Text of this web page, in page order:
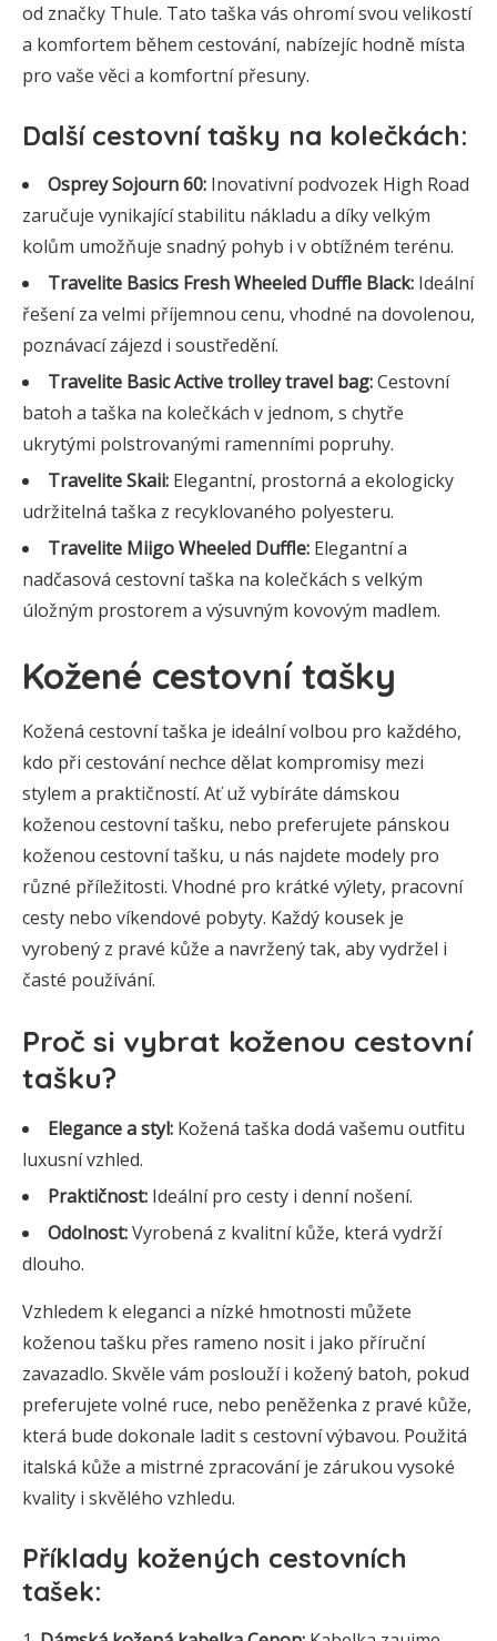
od značky Thule. Tato taška vás ohromí svou velikostí
a komfortem během cestování, nabízejíc hodně místa
pro vaše věci a komfortní přesuny.
Další cestovní tašky na kolečkách:
Osprey Sojourn 60: Inovativní podvozek High Road
zaručuje vynikající stabilitu nákladu a díky velkým
kolům umožňuje snadný pohyb i v obtížném terénu.
Travelite Basics Fresh Wheeled Duffle Black: Ideální
řešení za velmi příjemnou cenu, vhodné na dovolenou,
poznávací zájezd i soustředění.
Travelite Basic Active trolley travel bag:Cestovní
batoh a taška na kolečkách v jednom, s chytře
ukrytými polstrovanými ramenními popruhy.
Travelite Skaii: Elegantní, prostorná a ekologicky
udržitelná taška z recyklovaného polyesteru.
Travelite Miigo Wheeled Duffle: Elegantní a
nadčasová cestovní taška na kolečkách s velkým
úložným prostorem a výsuvným kovovým madlem.
Kožené cestovní tašky
Kožená cestovní taška je ideální volbou pro každého,
kdo při cestování nechce dělat kompromisy mezi
stylem a praktičností. Ať už vybíráte dámskou
koženou cestovní tašku, nebo preferujete pánskou
koženou cestovní tašku, u nás najdete modely pro
různé příležitosti. Vhodné pro krátké výlety, pracovní
cesty nebo víkendové pobyty. Každý kousek je
vyrobený z pravé kůže a navržený tak, aby vydržel i
časté používání.
Proč si vybrat koženou cestovní
tašku?
Elegance a styl: Kožená taška dodá vašemu outfitu
luxusní vzhled.
Praktičnost: Ideální pro cesty i denní nošení.
Odolnost:Vyrobená z kvalitní kůže, která vydrží
dlouho.
Vzhledem k eleganci a nízké hmotnosti můžete
koženou tašku přes rameno nosit i jako příruční
zavazadlo. Skvěle vám poslouží i kožený batoh, pokud
preferujete volné ruce, nebo peněženka z pravé kůže,
která bude dokonale ladit s cestovní výbavou. Použitá
italská kůže a mistrné zpracování je zárukou vysoké
kvality i skvělého vzhledu.
Příklady kožených cestovních
tašek: